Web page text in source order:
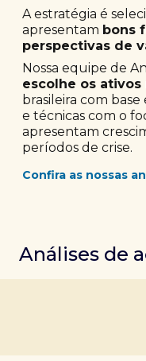
A estratégia é
apresentam bons
perspectivas de
Nossa equipe de
escolhe os
brasileira com
e técnicas com o
apresentam
períodos de crise.
Confira as nossas
Análises de